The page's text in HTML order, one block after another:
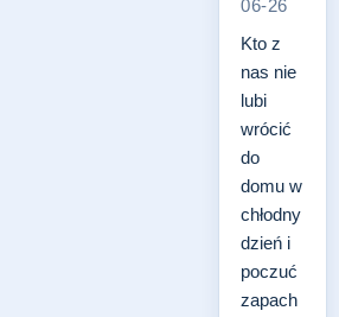
06-26
Kto z
nas nie
lubi
wrócić
do
domu w
chłodny
dzień i
poczuć
zapach